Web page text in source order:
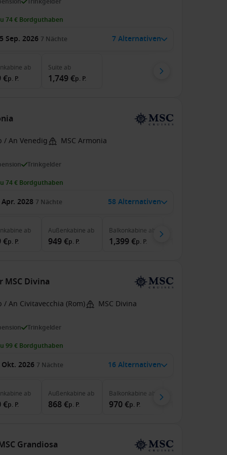
74 € Bordguthaben
Sep. 2026 7 Nächte 7 Alternativen
ab
€p. P.
Suite ab
1,749 €p. P.
/ An Venedig MSC Armonia
Trinkgelder
74 € Bordguthaben
Apr. 2028 7 Nächte 58 Alternativen
ab
€p. P.
Außenkabine ab
949 €p. P.
Balkonkabine ab
1,399 €p. P.
Divina
/ An Civitavecchia (Rom) MSC Divina
Trinkgelder
99 € Bordguthaben
2026 7 Nächte 16 Alternativen
ab
€p. P.
Außenkabine ab
868 €p. P.
Balkonkabine ab
970 €p. P.
Grandiosa